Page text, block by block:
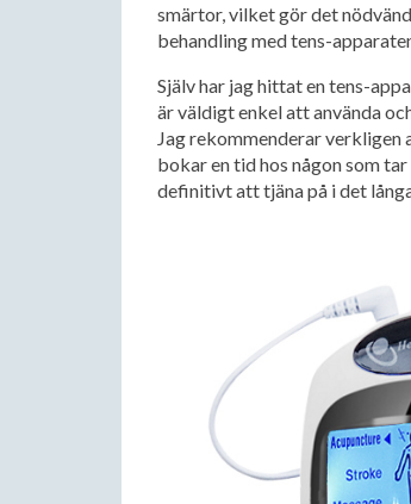
smärtor, vilket gör det
behandling med tens-
Själv har jag hittat en tens-
är väldigt enkel att använda
Jag rekommenderar verkligen
bokar en tid hos någon som
definitivt att tjäna på i det